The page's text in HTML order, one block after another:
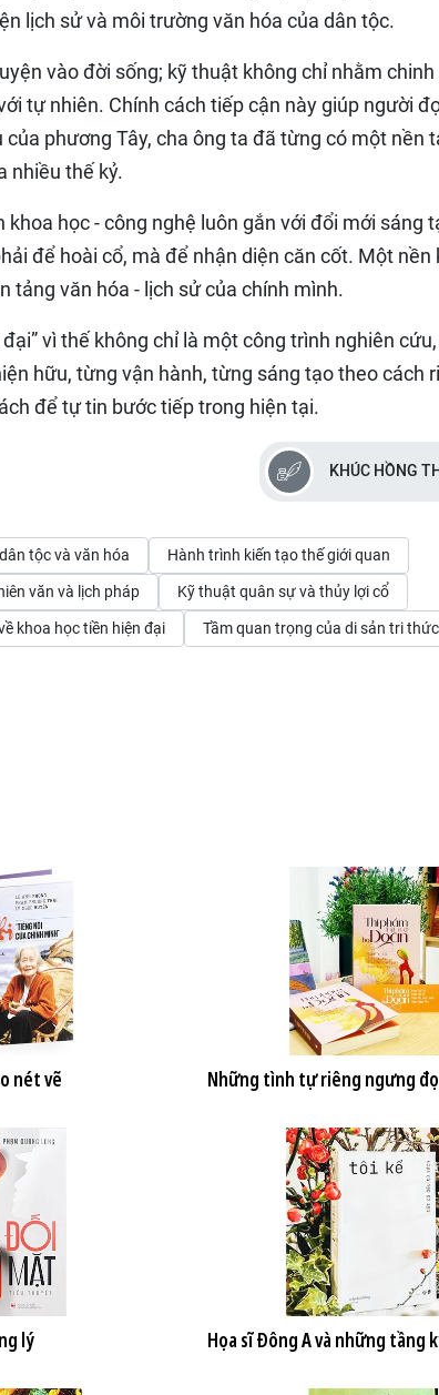
lịch sử và môi trường văn hóa của dân tộc.
vào đời sống; kỹ thuật không chỉ nhằm chinh
tự nhiên. Chính cách tiếp cận này giúp người
phương Tây, cha ông ta đã từng có một nền
nhiều thế kỷ.
học - công nghệ luôn gắn với đổi mới sáng
để hoài cổ, mà để nhận diện căn cốt. Một nền
tảng văn hóa - lịch sử của chính mình.
vì thế không chỉ là một công trình nghiên
hữu, từng vận hành, từng sáng tạo theo cách
để tự tin bước tiếp trong hiện tại.
KHÚC HỒNG
tộc và văn hóa Hành trình kiến tạo thế giới quan
văn và lịch pháp Kỹ thuật quân sự và thủy lợi cổ
khoa học tiền hiện đại Tầm quan trọng của di sản tri thức
nét vẽ Những tình tự riêng ngưng
lý Họa sĩ Đông A và những tầng